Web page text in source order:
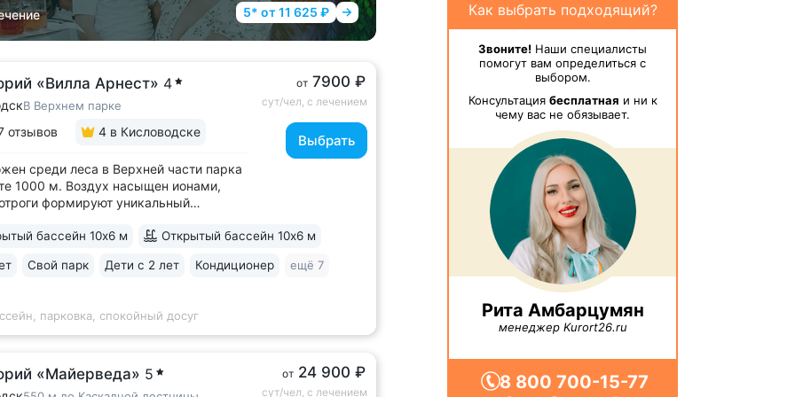
5* от 11 625 ₽
«Вилла Арнест» 4
В Верхнем парке
отзывов 4 в Кисловодске
среди леса в Верхней части парка
1000 м. Воздух насыщен ионами,
формируют уникальный
воздуха. Прямой выход
лучших вариантов для уединенного
от 7900 ₽
сут/чел, с лечением
Выбрать
бассейн 10х6 м Открытый бассейн 10х6 м
Свой парк Дети с 2 лет Кондиционер ещё 7
парковка, спокойный досуг
«Майерведа» 5 от 24 900 ₽
сут/чел, с лечением
Как выбрать подходящий?
Звоните! Наши специалисты
помогут вам определиться с
выбором.
Консультация бесплатная и ни к
чему вас не обязывает.
Рита Амбарцумян
менеджер Kurort26.ru
8 800 700-15-77